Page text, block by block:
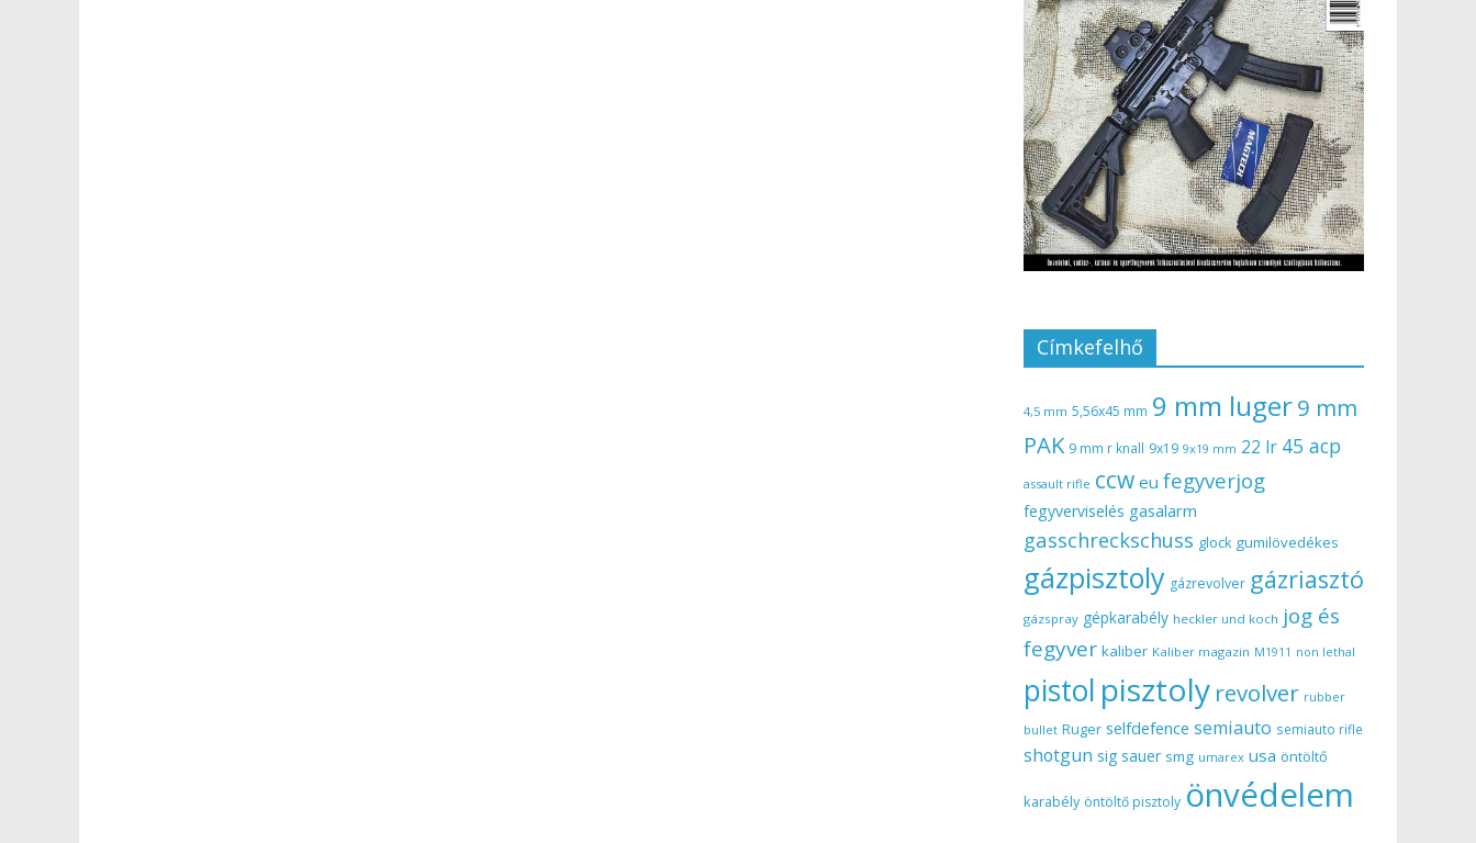
Címkefelhő
4,5 mm 5,56x45 mm 9 mm luger9 mm
PAK 9 mm r knall 9x19 9x19 mm 22 lr 45 acp
assault rifle ccw eu fegyverjog
fegyverviselés gasalarm
gasschreckschuss glock gumilövedékes
gázpisztoly gázrevolver gázriasztó
gázspray gépkarabély heckler und koch jog és
fegyver kaliber Kaliber magazin M1911 non lethal
pistol pisztoly revolver rubber
bullet Ruger selfdefence semiauto semiauto rifle
shotgun sig sauer smg umarex usa öntöltő
karabély öntöltő pisztoly önvédelem